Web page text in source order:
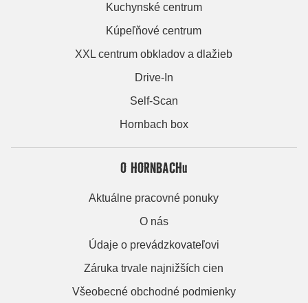
Kuchynské centrum
Kúpeľňové centrum
XXL centrum obkladov a dlažieb
Drive-In
Self-Scan
Hornbach box
O HORNBACHu
Aktuálne pracovné ponuky
O nás
Údaje o prevádzkovateľovi
Záruka trvale najnižších cien
Všeobecné obchodné podmienky